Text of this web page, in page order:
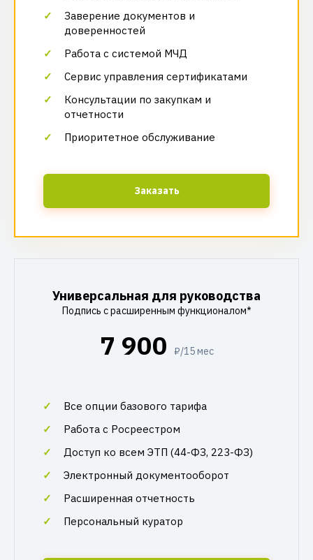
Заверение документов и
доверенностей
Работа с системой МЧД
Сервис управления сертификатами
Консультации по закупкам и
отчетности
Приоритетное обслуживание
Заказать
Универсальная для руководства
Подпись с расширенным функционалом*
7 900 ₽/15 мес
Все опции базового тарифа
Работа с Росреестром
Доступ ко всем ЭТП (44-ФЗ, 223-ФЗ)
Электронный документооборот
Расширенная отчетность
Персональный куратор